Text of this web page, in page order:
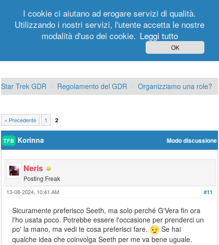
Registrati
Star Trek GDR Regolamento del GDR Organizziamo una role?
« Precedente 1 2
Modo discussione
TFB Korinna
Neris
Posting Freak
#11
13-08-2024, 10:41 AM
Sicuramente preferisco Seeth, ma solo perché G'Vera fin ora
l'ho usata poco. Potrebbe essere l'occasione per prenderci un
po' la mano, ma vedi te cosa preferisci fare.
Se hai
qualche idea che coinvolga Seeth per me va bene uguale.
I cookie ci aiutano ad erogare servizi di qualità.
Utilizzando i nostri servizi, l'utente accetta le nostre
modalità d'uso dei cookie. Leggi tutto
OK